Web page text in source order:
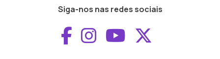
Siga-nos nas redes sociais
Aceder ao
Aceder ao
Aceder ao